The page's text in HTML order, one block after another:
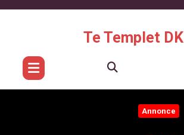
Te Templet DK
Annonce